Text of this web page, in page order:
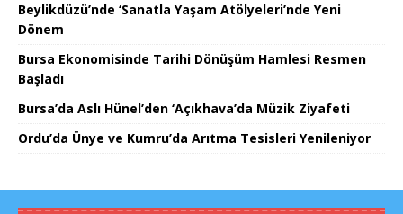
Beylikdüzü’nde ‘Sanatla Yaşam Atölyeleri’nde Yeni
Dönem
Bursa Ekonomisinde Tarihi Dönüşüm Hamlesi Resmen
Başladı
Bursa’da Aslı Hünel’den ‘Açıkhava’da Müzik Ziyafeti
Ordu’da Ünye ve Kumru’da Arıtma Tesisleri Yenileniyor